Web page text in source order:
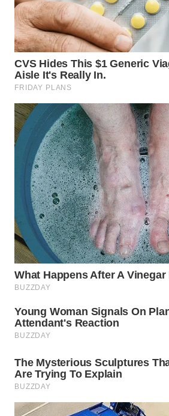
WN
SIMALUNGUN
WN
LABUHANBATU
WN
TAPANULI
TENGAH
WN DELI
SERDANG
WN
TEBING
TINGGI
WN
PAKPAK
WN
KARAWANG
WN
BEKASI
WN